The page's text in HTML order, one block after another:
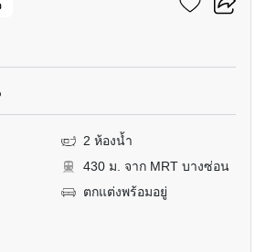
2 ห้องน้ำ
430 ม. จาก MRT บางซ่อน
ตกแต่งพร้อมอยู่